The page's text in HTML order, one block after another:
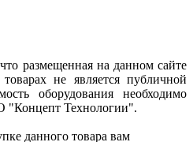
размещенная на данном сайте
не является публичной
оборудования необходимо
"Концепт Технологии".
данного товара вам